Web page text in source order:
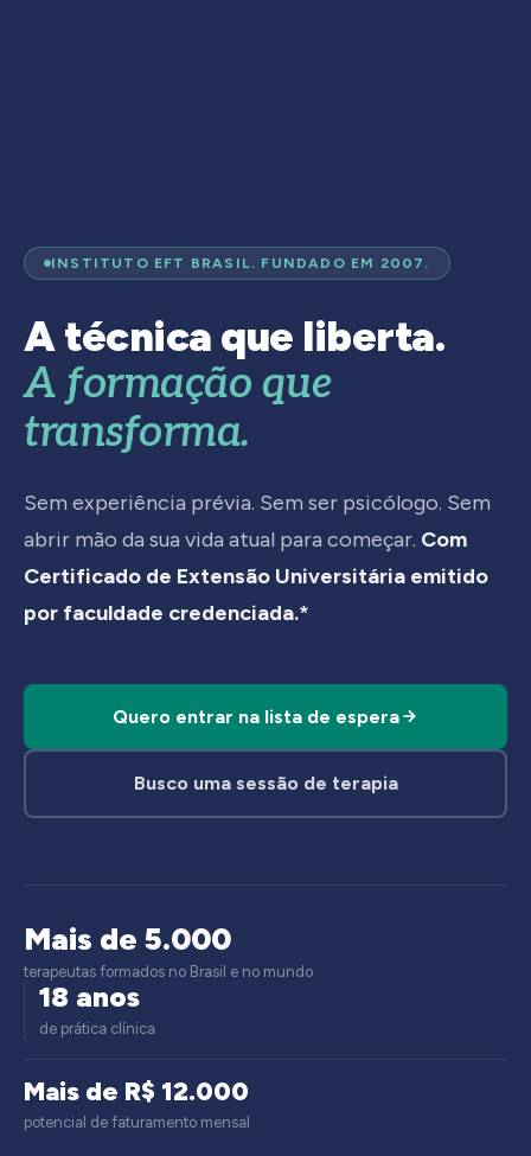
INSTITUTO EFT BRASIL. FUNDADO EM 2007.
A técnica que liberta.
A formação que
transforma.
Sem experiência prévia. Sem ser psicólogo. Sem
abrir mão da sua vida atual para começar. Com
Certificado de Extensão Universitária emitido
por faculdade credenciada.*
Quero entrar na lista de espera
Busco uma sessão de terapia
Mais de 5.000
terapeutas formados no Brasil e no mundo
18 anos
de prática clínica
Mais de R$ 12.000
potencial de faturamento mensal